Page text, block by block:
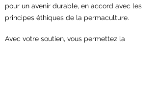
pour un avenir durable, en accord avec les
principes éthiques de la permaculture.
Avec votre soutien, vous permettez la